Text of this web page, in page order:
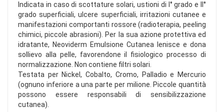
Indicata in caso di scottature solari, ustioni di I° grado e II°
grado superficiali, ulcere superficiali, irritazioni cutanee e
manifestazioni comportanti rossore (radioterapia, peeling
chimici, piccole abrasioni). Per la sua azione protettiva ed
idratante, Neoviderm Emulsione Cutanea lenisce e dona
sollievo alla pelle, favorendone il fisiologico processo di
normalizzazione. Non contiene filtri solari.
Testata per Nickel, Cobalto, Cromo, Palladio e Mercurio
(ognuno inferiore a una parte per milione. Piccole quantità
possono essere responsabili di sensibilizzazione
cutanea).